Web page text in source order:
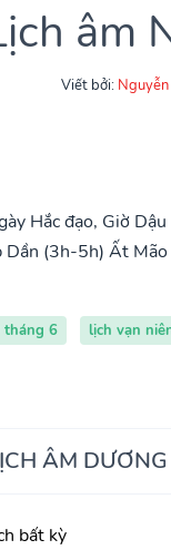
âm
Viết bởi:
Hắc đạo, Giờ
Dần (3h-5h) Ất
tháng 6 lịch vạn
ÂM
bất kỳ